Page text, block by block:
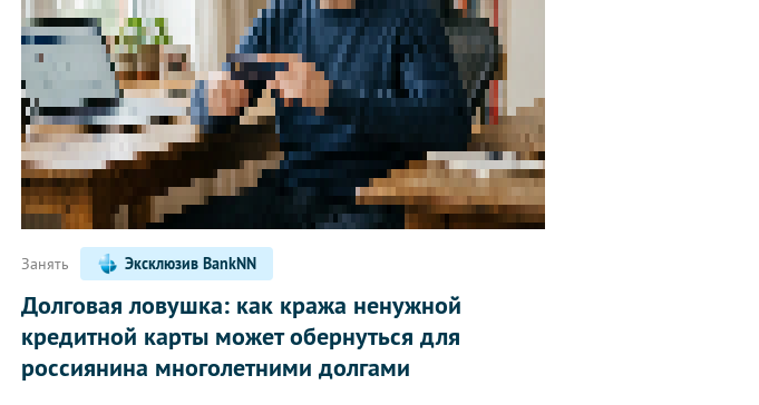
Занять Эксклюзив BankNN
Долговая ловушка: как кража ненужной
кредитной карты может обернуться для
россиянина многолетними долгами